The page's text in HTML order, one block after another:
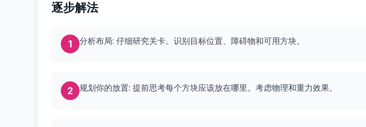
逐步解法
1 分析布局: 仔细研究关卡。识别目标位置、障碍物和可用方块。
2 规划你的放置: 提前思考每个方块应该放在哪里。考虑物理和重力效果。